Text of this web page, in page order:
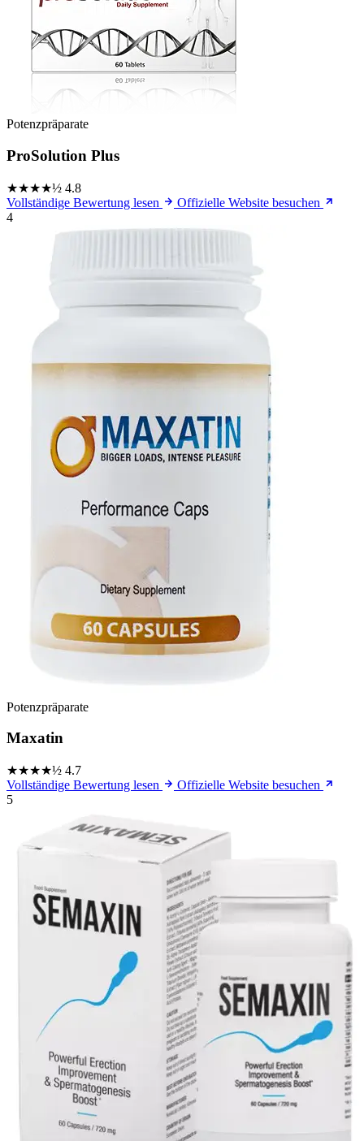
Potenzpräparate
ProSolution Plus
★★★★½ 4.8
Vollständige Bewertung lesen
Offizielle Website besuchen
4
Potenzpräparate
Maxatin
★★★★½ 4.7
Vollständige Bewertung lesen
Offizielle Website besuchen
5